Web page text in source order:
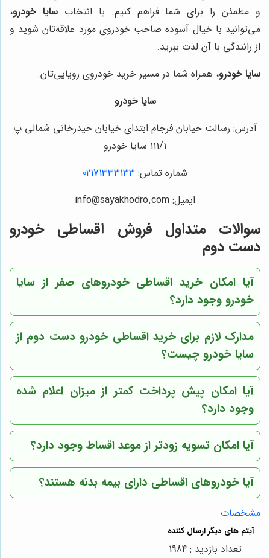
و مطمئن را برای شما فراهم کنیم. با انتخابسایا خودرو،
می‌توانید با خیال آسوده صاحب خودروی مورد علاقه‌تان شوید و
از رانندگی با آن لذت ببرید.
سایا خودرو، همراه شما در مسیر خرید خودروی رویایی‌تان.
سایا خودرو
آدرس: رسالت خیابان فرجام ابتدای خیابان حیدرخانی شمالی پ
۱۱۱/۱ سایا خودرو
شماره تماس: 02171333133
ایمیل: info@sayakhodro.com
سوالات متداول فروش اقساطی خودرو
دست دوم
آیا امکان خرید اقساطی خودروهای صفر از سایا
خودرو وجود دارد؟
مدارک لازم برای خرید اقساطی خودرو دست دوم از
سایا خودرو چیست؟
آیا امکان پیش پرداخت کمتر از میزان اعلام شده
وجود دارد؟
آیا امکان تسویه زودتر از موعد اقساط وجود دارد؟
آیا خودروهای اقساطی دارای بیمه بدنه هستند؟
مشخصات
تعداد بازدید : 1984